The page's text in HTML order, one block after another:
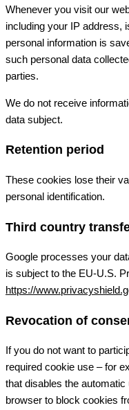
Whenever you visit our
including your IP address,
personal information is
such personal data
parties.
We do not receive
data subject.
Retention period
These cookies lose their
personal identification.
Third country
Google processes your
is subject to the EU-U.S.
https://
Revocation of
If you do not want to
required cookie use – for
that disables the
browser to block cookies